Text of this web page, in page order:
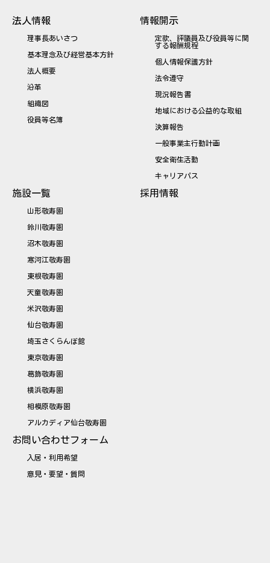
法人情報
理事長あいさつ
基本理念及び経営基本方針
法人概要
沿革
組織図
役員等名簿
情報開示
定款、評議員及び役員等に関
する報酬規程
個人情報保護方針
法令遵守
現況報告書
地域における公益的な取組
決算報告
一般事業主行動計画
安全衛生活動
キャリアパス
施設一覧
山形敬寿園
鈴川敬寿園
沼木敬寿園
寒河江敬寿園
東根敬寿園
天童敬寿園
米沢敬寿園
仙台敬寿園
埼玉さくらんぼ館
東京敬寿園
葛飾敬寿園
横浜敬寿園
相模原敬寿園
アルカディア仙台敬寿園
採用情報
お問い合わせフォーム
入居・利用希望
意見・要望・質問